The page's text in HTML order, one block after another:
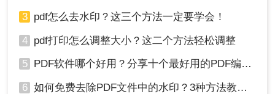
3 pdf怎么去水印？这三个方法一定要学会！
4 pdf打印怎么调整大小？这二个方法轻松调整
5 PDF软件哪个好用？分享十个最好用的PDF编辑器！
6 如何免费去除PDF文件中的水印？3种方法教你快速去水印！